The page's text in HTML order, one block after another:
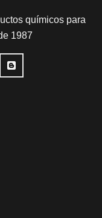
químicos para
1987